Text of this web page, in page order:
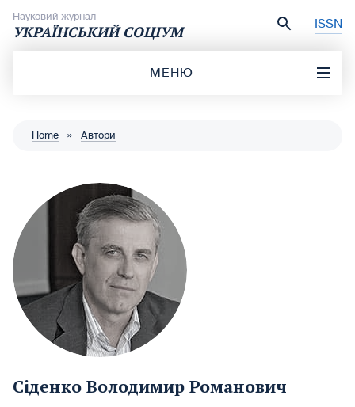
Науковий журнал
УКРАЇНСЬКИЙ СОЦІУМ ISSN
МЕНЮ
Home » Автори
Сіденко Володимир Романович